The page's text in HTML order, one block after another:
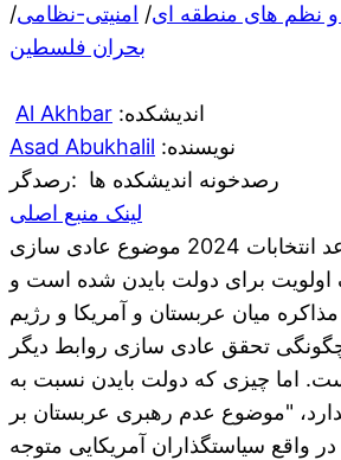
و نظم های منطقه ای/ امنیتی-نظامی/
بحران فلسطین
Al Akhbar :اندیشکده
Asad Abukhalil :نویسنده
رصدخونه اندیشکده ها :رصدگر
لینک منبع اصلی
با نزدیک شدن موعد انتخابات 2024 موضوع عادی سازی
اولویت برای دولت بایدن شده است و
میان عربستان و آمریکا و رژیم
تحقق عادی سازی روابط دیگر
اما چیزی که دولت بایدن نسبت به
"موضوع عدم رهبری عربستان بر
واقع سیاستگذاران آمریکایی متوجه